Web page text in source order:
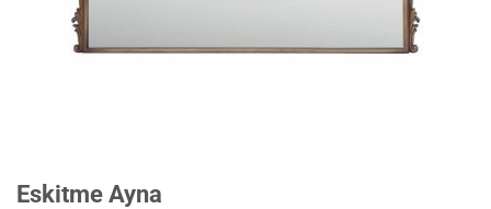
Eskitme Ayna